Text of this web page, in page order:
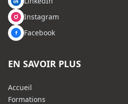
Instagram
Facebook
EN SAVOIR PLUS
Accueil
Formations